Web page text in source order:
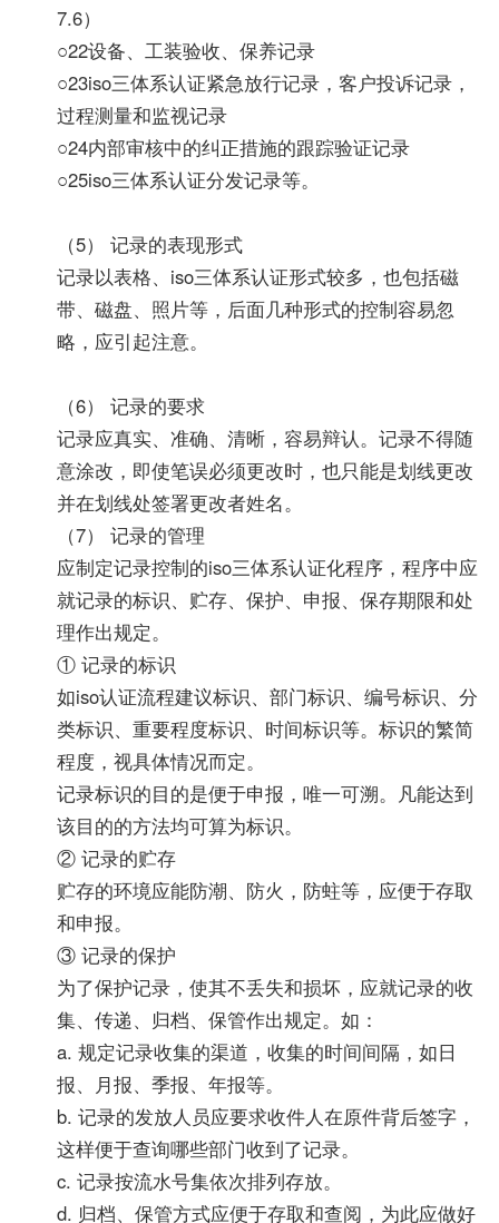
7.6）
○22设备、工装验收、保养记录
○23iso三体系认证紧急放行记录，客户投诉记录，
过程测量和监视记录
○24内部审核中的纠正措施的跟踪验证记录
○25iso三体系认证分发记录等。
（5） 记录的表现形式
记录以表格、iso三体系认证形式较多，也包括磁
带、磁盘、照片等，后面几种形式的控制容易忽
略，应引起注意。
（6） 记录的要求
记录应真实、准确、清晰，容易辩认。记录不得随
意涂改，即使笔误必须更改时，也只能是划线更改
并在划线处签署更改者姓名。
（7） 记录的管理
应制定记录控制的iso三体系认证化程序，程序中应
就记录的标识、贮存、保护、申报、保存期限和处
理作出规定。
① 记录的标识
如iso认证流程建议标识、部门标识、编号标识、分
类标识、重要程度标识、时间标识等。标识的繁简
程度，视具体情况而定。
记录标识的目的是便于申报，唯一可溯。凡能达到
该目的的方法均可算为标识。
② 记录的贮存
贮存的环境应能防潮、防火，防蛀等，应便于存取
和申报。
③ 记录的保护
为了保护记录，使其不丢失和损坏，应就记录的收
集、传递、归档、保管作出规定。如：
a. 规定记录收集的渠道，收集的时间间隔，如日
报、月报、季报、年报等。
b. 记录的发放人员应要求收件人在原件背后签字，
这样便于查询哪些部门收到了记录。
c. 记录按流水号集依次排列存放。
d. 归档、保管方式应便于存取和查阅，为此应做好